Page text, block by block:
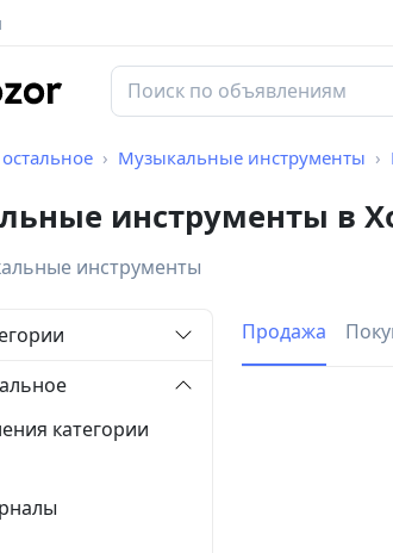
Музыкальные инструменты
инструменты в
инструменты
Продажа
категории